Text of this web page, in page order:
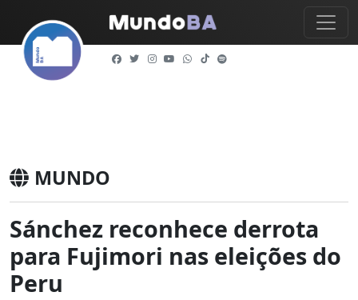
MUNDO
Sánchez reconhece derrota
para Fujimori nas eleições do
Peru